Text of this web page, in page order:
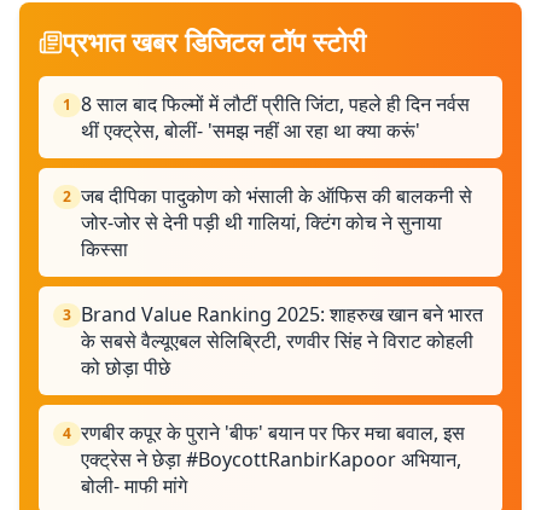
प्रभात खबर डिजिटल टॉप स्टोरी
1 8 साल बाद फिल्मों में लौटीं प्रीति जिंटा, पहले ही दिन नर्वस
थीं एक्ट्रेस, बोलीं- 'समझ नहीं आ रहा था क्या करूं'
2 जब दीपिका पादुकोण को भंसाली के ऑफिस की बालकनी से
जोर-जोर से देनी पड़ी थी गालियां, क्टिंग कोच ने सुनाया
किस्सा
3 Brand Value Ranking 2025: शाहरुख खान बने भारत
के सबसे वैल्यूएबल सेलिब्रिटी, रणवीर सिंह ने विराट कोहली
को छोड़ा पीछे
4 रणबीर कपूर के पुराने 'बीफ' बयान पर फिर मचा बवाल, इस
एक्ट्रेस ने छेड़ा #BoycottRanbirKapoor अभियान,
बोली- माफी मांगे